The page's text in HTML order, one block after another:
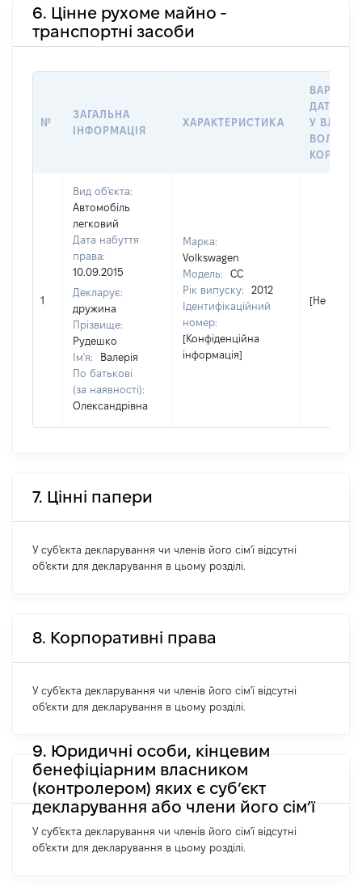
6. Цінне рухоме майно -
транспортні засоби
№
ЗАГАЛЬНА
ІНФОРМАЦІЯ
ХАРАКТЕРИСТИКА
ДАТУ
У
1
Вид об'єкта:
Автомобіль
легковий
Дата набуття
права:
10.09.2015
Декларує:
дружина
Прізвище:
Рудешко
Ім'я:
Валерія
По батькові
(за наявності):
Олександрівна
Марка:
Volkswagen
Модель:
CC
Рік випуску:
2012
Ідентифікаційний
номер:
[Конфіденційна
інформація]
[Не
7. Цінні папери
У суб'єкта декларування чи членів його сім'ї відсутні
об'єкти для декларування в цьому розділі.
8. Корпоративні права
У суб'єкта декларування чи членів його сім'ї відсутні
об'єкти для декларування в цьому розділі.
9. Юридичні особи, кінцевим
бенефіціарним власником
(контролером) яких є суб’єкт
декларування або члени його сім’ї
У суб'єкта декларування чи членів його сім'ї відсутні
об'єкти для декларування в цьому розділі.